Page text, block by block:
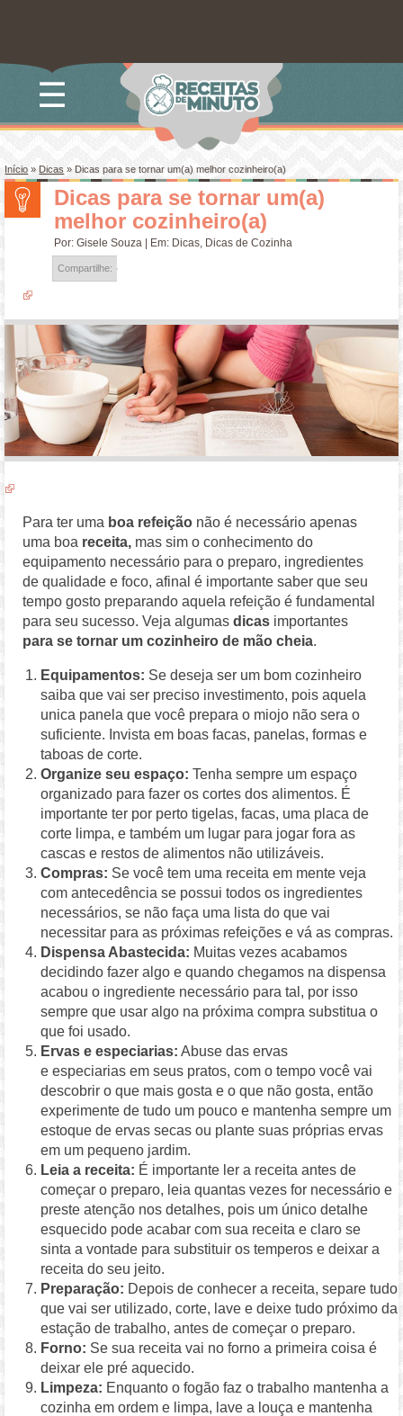
☰
Início»Dicas »Dicas para se tornar um(a) melhor cozinheiro(a)
Dicas para se tornar um(a)
melhor cozinheiro(a)
Por:Gisele Souza | Em: Dicas, Dicas de Cozinha
Compartilhe:
Para ter uma boa refeição não é necessário apenas
uma boa receita, mas sim o conhecimento do
equipamento necessário para o preparo, ingredientes
de qualidade e foco, afinal é importante saber que seu
tempo gosto preparando aquela refeição é fundamental
para seu sucesso. Veja algumas dicas importantes
para se tornar um cozinheiro de mão cheia.
Equipamentos: Se deseja ser um bom cozinheiro
saiba que vai ser preciso investimento, pois aquela
unica panela que você prepara o miojo não sera o
suficiente. Invista em boas facas, panelas, formas e
taboas de corte.
Organize seu espaço: Tenha sempre um espaço
organizado para fazer os cortes dos alimentos. É
importante ter por perto tigelas, facas, uma placa de
corte limpa, e também um lugar para jogar fora as
cascas e restos de alimentos não utilizáveis.
Compras: Se você tem uma receita em mente veja
com antecedência se possui todos os ingredientes
necessários, se não faça uma lista do que vai
necessitar para as próximas refeições e vá as compras.
Dispensa Abastecida: Muitas vezes acabamos
decidindo fazer algo e quando chegamos na dispensa
acabou o ingrediente necessário para tal, por isso
sempre que usar algo na próxima compra substitua o
que foi usado.
Ervas e especiarias: Abuse das ervas
e especiarias em seus pratos, com o tempo você vai
descobrir o que mais gosta e o que não gosta, então
experimente de tudo um pouco e mantenha sempre um
estoque de ervas secas ou plante suas próprias ervas
em um pequeno jardim.
Leia a receita: É importante ler a receita antes de
começar o preparo, leia quantas vezes for necessário e
preste atenção nos detalhes, pois um único detalhe
esquecido pode acabar com sua receita e claro se
sinta a vontade para substituir os temperos e deixar a
receita do seu jeito.
Preparação: Depois de conhecer a receita, separe tudo
que vai ser utilizado, corte, lave e deixe tudo próximo da
estação de trabalho, antes de começar o preparo.
Forno: Se sua receita vai no forno a primeira coisa é
deixar ele pré aquecido.
Limpeza: Enquanto o fogão faz o trabalho mantenha a
cozinha em ordem e limpa, lave a louça e mantenha